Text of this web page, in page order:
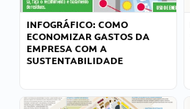
INFOGRÁFICO: COMO
ECONOMIZAR GASTOS DA
EMPRESA COM A
SUSTENTABILIDADE